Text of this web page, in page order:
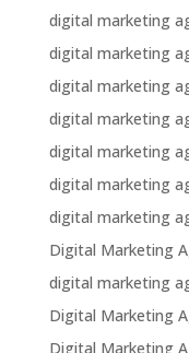
digital marketing
digital marketing
digital marketing
digital marketing
digital marketing
digital marketing
digital marketing
Digital Marketing
digital marketing
Digital Marketing
Digital Marketing